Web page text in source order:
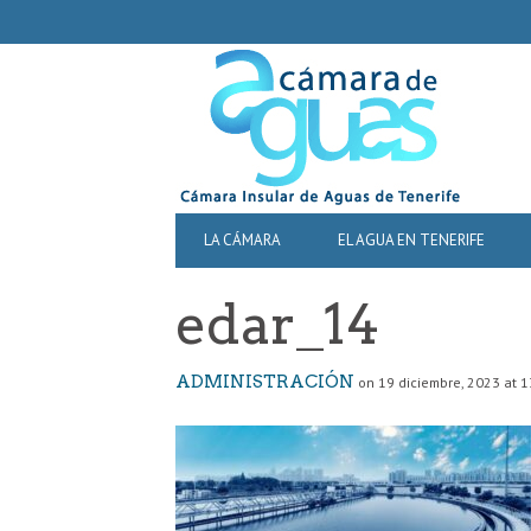
NAVIGATION
PRIMARY
NAVIGATION
LA CÁMARA EL AGUA EN TENERIFE
edar_14
ADMINISTRACIÓN on 19 diciembre, 2023 at